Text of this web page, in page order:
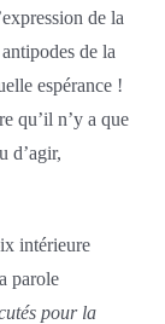
de la
de la
espérance !
qu’il n’y a que
d’agir,
intérieure
parole
pour la